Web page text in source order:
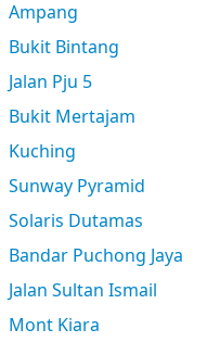
Ampang
Bukit Bintang
Jalan Pju 5
Bukit Mertajam
Kuching
Sunway Pyramid
Solaris Dutamas
Bandar Puchong Jaya
Jalan Sultan Ismail
Mont Kiara